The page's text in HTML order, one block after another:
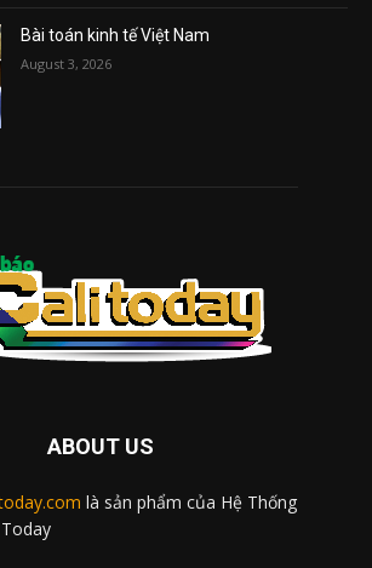
Bài toán kinh tế Việt Nam
August 3, 2026
ABOUT US
là sản phẩm của Hệ Thống